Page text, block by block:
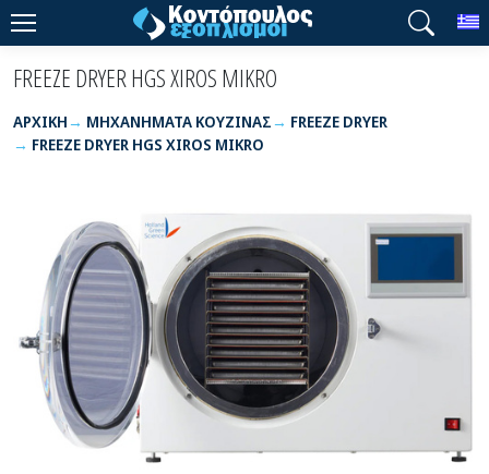
FREEZE DRYER HGS XIROS MIKRO
ΑΡΧΙΚΉ ΜΗΧΑΝΗΜΑΤΑ ΚΟΥΖΙΝΑΣ
FREEZE DRYER
FREEZE DRYER HGS XIROS MIKRO